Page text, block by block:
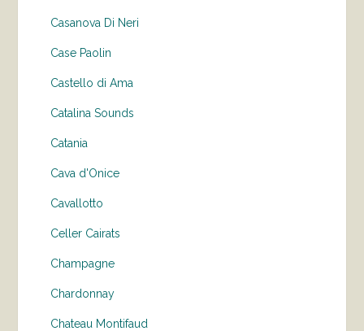
Casanova Di Neri
Case Paolin
Castello di Ama
Catalina Sounds
Catania
Cava d'Onice
Cavallotto
Celler Cairats
Champagne
Chardonnay
Chateau Montifaud